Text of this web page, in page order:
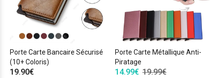
Porte Carte Bancaire Sécurisé
(10+ Coloris)
19.90€
Porte Carte Métallique Anti-
Piratage
14.99€ 19.99€